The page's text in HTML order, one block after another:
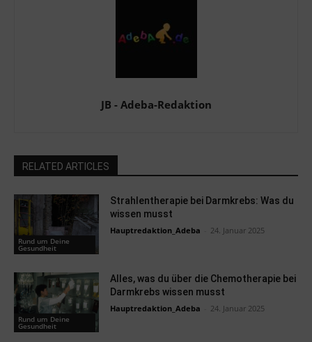
JB - Adeba-Redaktion
RELATED ARTICLES
Rund um Deine
Gesundheit
Strahlentherapie bei Darmkrebs: Was du
wissen musst
Hauptredaktion_Adeba 24. Januar 2025
Rund um Deine
Gesundheit
Alles, was du über die Chemotherapie bei
Darmkrebs wissen musst
Hauptredaktion_Adeba 24. Januar 2025